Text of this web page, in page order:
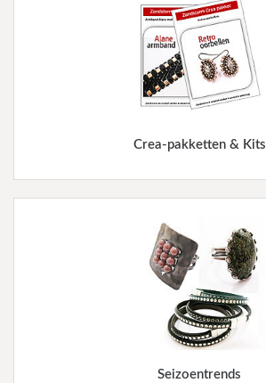
Crea-pakketten & Kits
Seizoentrends